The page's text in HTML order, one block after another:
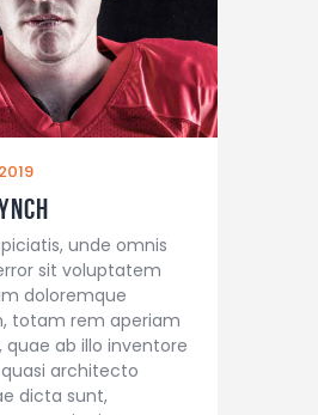
unde omnis
sit voluptatem
doloremque
totam rem aperiam
quae ab illo inventore
architecto
dicta sunt,